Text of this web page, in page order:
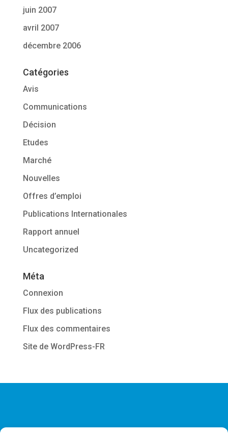
juin 2007
avril 2007
décembre 2006
Catégories
Avis
Communications
Décision
Etudes
Marché
Nouvelles
Offres d’emploi
Publications Internationales
Rapport annuel
Uncategorized
Méta
Connexion
Flux des publications
Flux des commentaires
Site de WordPress-FR